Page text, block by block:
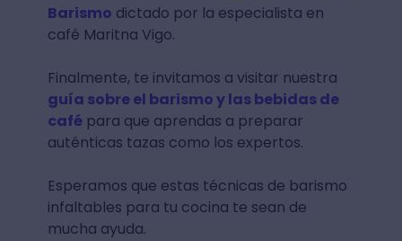
Barismo dictado por la especialista en
café Maritna Vigo.
Finalmente, te invitamos a visitar nuestra
guía sobre el barismo y las bebidas de
cafépara que aprendas a preparar
auténticas tazas como los expertos.
Esperamos que estas técnicas de barismo
infaltables para tu cocina te sean de
mucha ayuda.